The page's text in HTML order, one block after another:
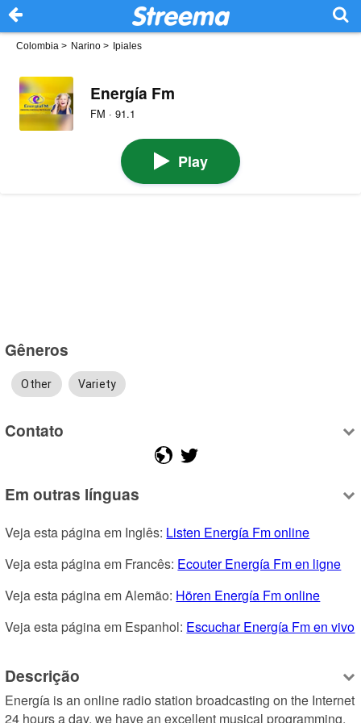
Colombia > Narino > Ipiales
Energía Fm
FM · 91.1
Play
Gêneros
Other Variety
Contato
Em outras línguas
Veja esta página em Inglês: Listen Energía Fm online
Veja esta página em Francês: Ecouter Energía Fm en ligne
Veja esta página em Alemão: Hören Energía Fm online
Veja esta página em Espanhol: Escuchar Energía Fm en vivo
Descrição
Energía is an online radio station broadcasting on the Internet
24 hours a day, we have an excellent musical programming,